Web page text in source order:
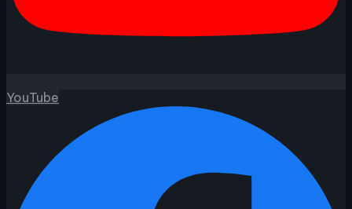
YouTube